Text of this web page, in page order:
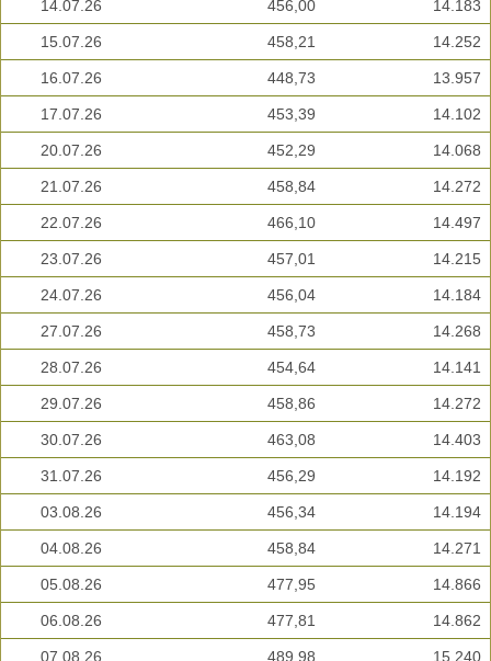
14.07.26 456,00 14.183
15.07.26 458,21 14.252
16.07.26 448,73 13.957
17.07.26 453,39 14.102
20.07.26 452,29 14.068
21.07.26 458,84 14.272
22.07.26 466,10 14.497
23.07.26 457,01 14.215
24.07.26 456,04 14.184
27.07.26 458,73 14.268
28.07.26 454,64 14.141
29.07.26 458,86 14.272
30.07.26 463,08 14.403
31.07.26 456,29 14.192
03.08.26 456,34 14.194
04.08.26 458,84 14.271
05.08.26 477,95 14.866
06.08.26 477,81 14.862
07.08.26 489,98 15.240